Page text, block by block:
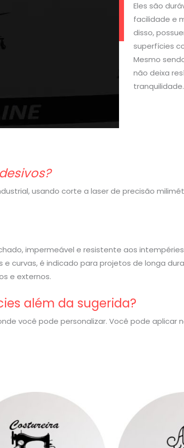
Eles são
facilidade e
disso,
superfícies
Mesmo
não deixa
tranquilidade.
usando corte a laser de precisão
impermeável e resistente aos
curvas, é indicado para projetos de longa
e externos.
além da sugerida?
você pode personalizar. Você pode aplicar